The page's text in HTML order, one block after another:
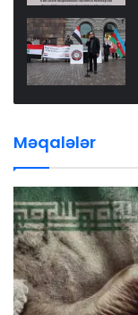
Məqalələr